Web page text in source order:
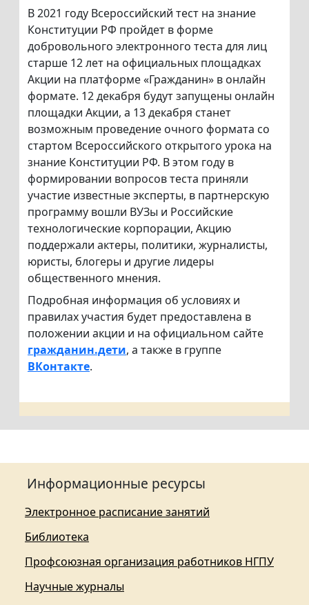
В 2021 году Всероссийский тест на знание
Конституции РФ пройдет в форме
добровольного электронного теста для лиц
старше 12 лет на официальных площадках
Акции на платформе «Гражданин» в онлайн
формате. 12 декабря будут запущены онлайн
площадки Акции, а 13 декабря станет
возможным проведение очного формата со
стартом Всероссийского открытого урока на
знание Конституции РФ. В этом году в
формировании вопросов теста приняли
участие известные эксперты, в партнерскую
программу вошли ВУЗы и Российские
технологические корпорации, Акцию
поддержали актеры, политики, журналисты,
юристы, блогеры и другие лидеры
общественного мнения.
Подробная информация об условиях и
правилах участия будет предоставлена в
положении акции и на официальном сайте
гражданин.дети, а также в группе
ВКонтакте.
Информационные ресурсы
Электронное расписание занятий
Библиотека
Профсоюзная организация работников НГПУ
Научные журналы